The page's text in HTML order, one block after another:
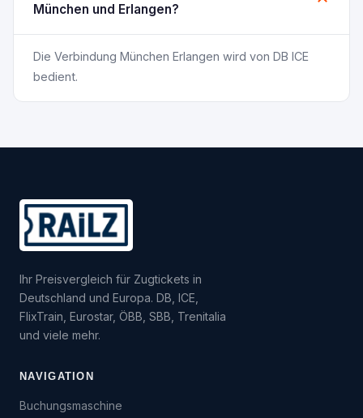
München und Erlangen?
Die Verbindung München Erlangen wird von DB ICE
bedient.
Ihr Preisvergleich für Zugtickets in
Deutschland und Europa. DB, ICE,
FlixTrain, Eurostar, ÖBB, SBB, Trenitalia
und viele mehr.
NAVIGATION
Buchungsmaschine